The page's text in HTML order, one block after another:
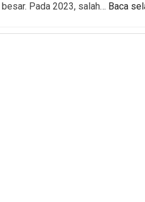
besar. Pada 2023, salah… Baca